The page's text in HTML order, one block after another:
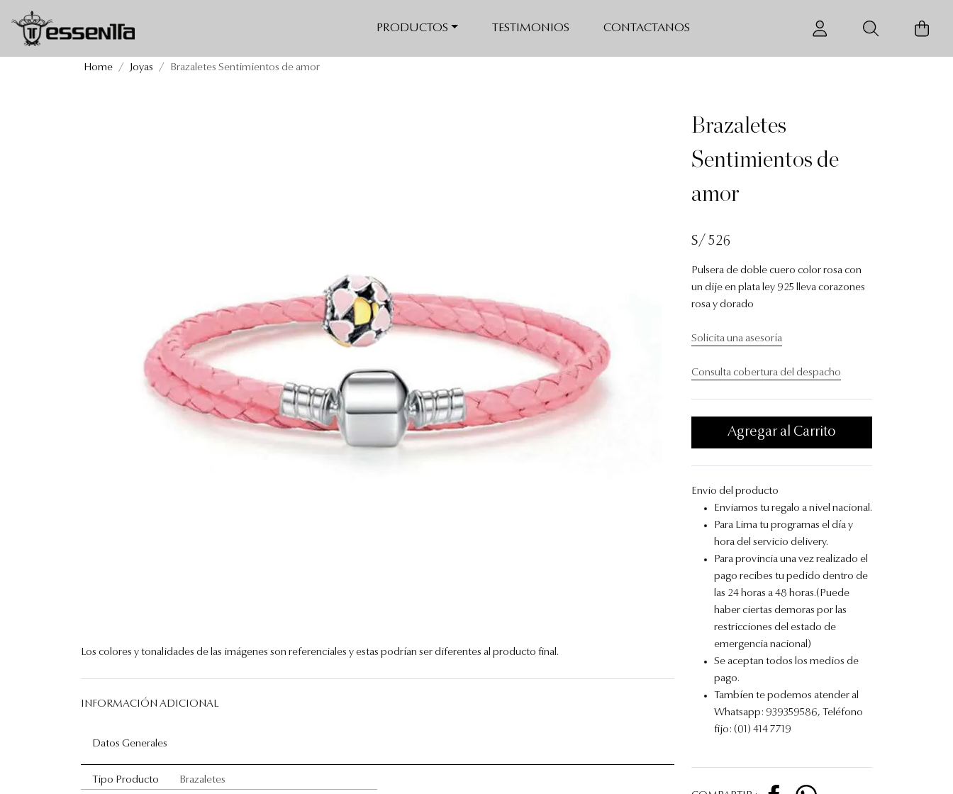
Brazaletes Sentimientos de amorPRODUCTOS TESTIMONIOS CONTACTANOS
Home Joyas Brazaletes Sentimientos de amor
Los colores y tonalidades de las imágenes son referenciales y estas podrían ser diferentes al producto final.
INFORMACIÓN ADICIONAL
Datos Generales
Tipo Producto Brazaletes
Brazaletes
Sentimientos de
amor
S/ 526
Pulsera de doble cuero color rosa con
un dije en plata ley 925 lleva corazones
rosa y dorado
Solicita una asesoría
Consulta cobertura del despacho
Agregar al Carrito
Envio del producto
Enviamos tu regalo a nivel nacional.
Para Lima tu programas el día y
hora del servicio delivery.
Para provincia una vez realizado el
pago recibes tu pedido dentro de
las 24 horas a 48 horas.(Puede
haber ciertas demoras por las
restricciones del estado de
emergencia nacional)
Se aceptan todos los medios de
pago.
Tambíen te podemos atender al
Whatsapp: 939359586, Teléfono
fijo: (01) 414 7719